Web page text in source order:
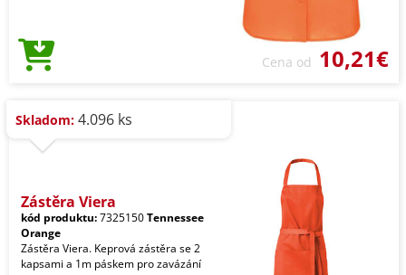
Cena od 10,21€
Skladom: 4.096 ks
Zástěra Viera
kód produktu:7325150Tennessee
Orange
Zástěra Viera. Keprová zástěra se 2
kapsami a 1m páskem pro zavázání